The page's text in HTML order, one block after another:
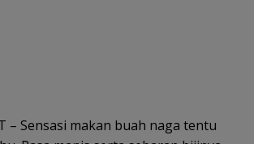
– Sensasi makan buah naga tentu